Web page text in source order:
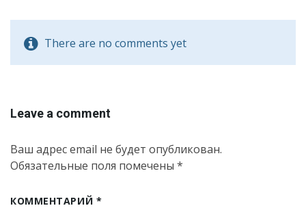
There are no comments yet
Leave a comment
Ваш адрес email не будет опубликован.
Обязательные поля помечены *
КОММЕНТАРИЙ *